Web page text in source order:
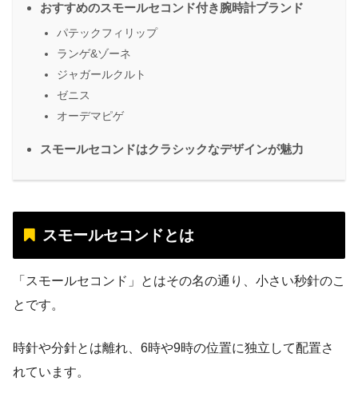
おすすめのスモールセコンド付き腕時計ブランド
パテックフィリップ
ランゲ&ゾーネ
ジャガールクルト
ゼニス
オーデマピゲ
スモールセコンドはクラシックなデザインが魅力
スモールセコンドとは
「スモールセコンド」とはその名の通り、小さい秒針のこ
とです。
時針や分針とは離れ、6時や9時の位置に独立して配置さ
れています。